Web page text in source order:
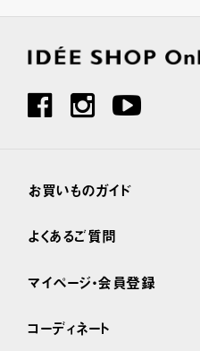
お買いものガイド
よくあるご質問
マイページ・会員登録
コーディネート